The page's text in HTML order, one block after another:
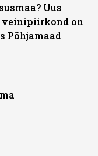
Uus
veinipiirkond on
Põhjamaad